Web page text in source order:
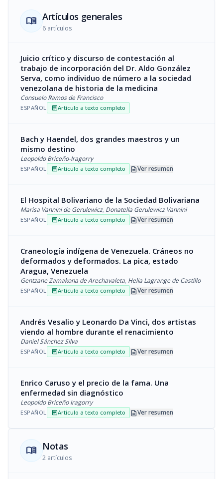
menu_book Artículos generales
6 artículos
Juicio crítico y discurso de contestación al
trabajo de incorporación del Dr. Aldo González
Serva, como individuo de número a la sociedad
venezolana de historia de la medicina
Consuelo Ramos de Francisco
ESPAÑOL articleArtículo a texto completo
Bach y Haendel, dos grandes maestros y un
mismo destino
Leopoldo Briceño-Iragorry
ESPAÑOL articleArtículo a texto completo descriptionVer resumen
El Hospital Bolivariano de la Sociedad Bolivariana
Marisa Vannini de Gerulewicz, Donatella Gerulewicz Vannini
ESPAÑOL articleArtículo a texto completo descriptionVer resumen
Craneología indígena de Venezuela. Cráneos no
deformados y deformados. La pica, estado
Aragua, Venezuela
Gentzane Zamakona de Arechavaleta, Helia Lagrange de Castillo
ESPAÑOL articleArtículo a texto completo descriptionVer resumen
Andrés Vesalio y Leonardo Da Vinci, dos artistas
viendo al hombre durante el renacimiento
Daniel Sánchez Silva
ESPAÑOL articleArtículo a texto completo descriptionVer resumen
Enrico Caruso y el precio de la fama. Una
enfermedad sin diagnóstico
Leopoldo Briceño Iragorry
ESPAÑOL articleArtículo a texto completo descriptionVer resumen
menu_book Notas
2 artículos